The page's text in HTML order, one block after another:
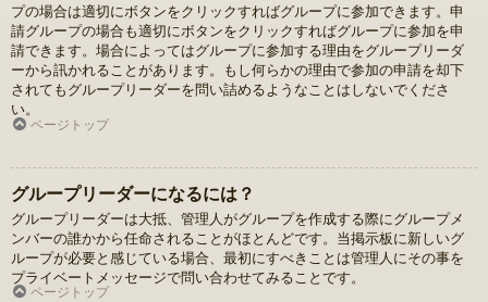
プの場合は適切にボタンをクリックすればグループに参加できます。申
請グループの場合も適切にボタンをクリックすればグループに参加を申
請できます。場合によってはグループに参加する理由をグループリーダ
ーから訊かれることがあります。もし何らかの理由で参加の申請を却下
されてもグループリーダーを問い詰めるようなことはしないでくださ
い。
ページトップ
グループリーダーになるには？
グループリーダーは大抵、管理人がグループを作成する際にグループメ
ンバーの誰かから任命されることがほとんどです。当掲示板に新しいグ
ループが必要と感じている場合、最初にすべきことは管理人にその事を
プライベートメッセージで問い合わせてみることです。
ページトップ